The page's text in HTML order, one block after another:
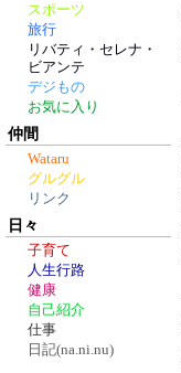
スポーツ
旅行
リバティ・セレナ・
ビアンテ
デジもの
お気に入り
仲間
Wataru
グルグル
リンク
日々
子育て
人生行路
健康
自己紹介
仕事
日記(na.ni.nu)